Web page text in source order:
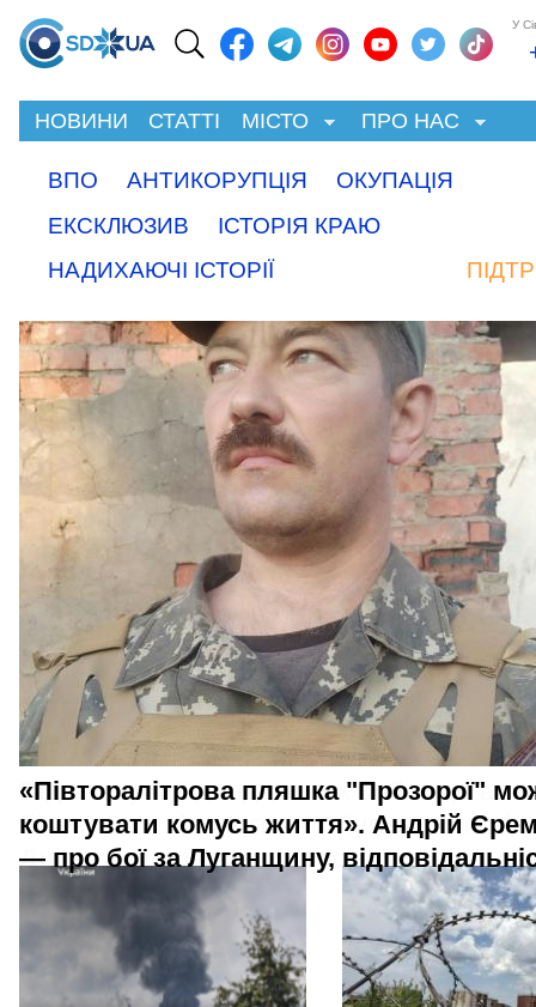
У
НОВИНИ СТАТТІ МІСТО ПРО НАС
ВПО АНТИКОРУПЦІЯ
ОКУПАЦІЯ
ЕКСКЛЮЗИВ
ІСТОРІЯ КРАЮ
НАДИХАЮЧІ ІСТОРІЇ
«Півторалітрова пляшка "Прозорої"
коштувати комусь життя». Андрій
— про бої за Луганщину,